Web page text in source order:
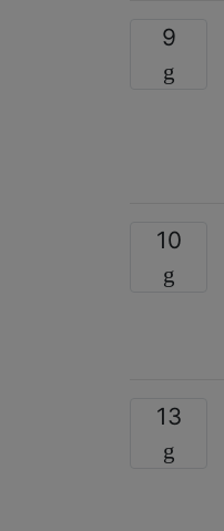
9
10
13